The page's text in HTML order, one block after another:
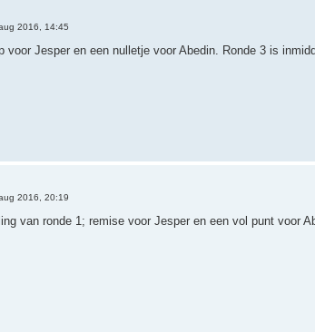
2016, 14:45
voor Jesper en een nulletje voor Abedin. Ronde 3 is
2016, 20:19
van ronde 1; remise voor Jesper en een vol punt voor